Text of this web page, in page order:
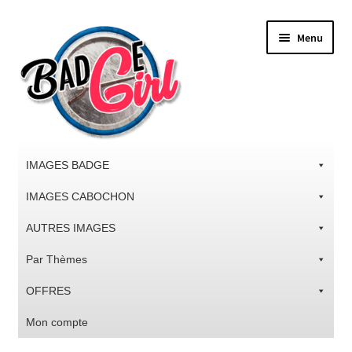
la
navigation
contenu
Menu
IMAGES BADGE
IMAGES CABOCHON
AUTRES IMAGES
Par Thèmes
OFFRES
Mon compte